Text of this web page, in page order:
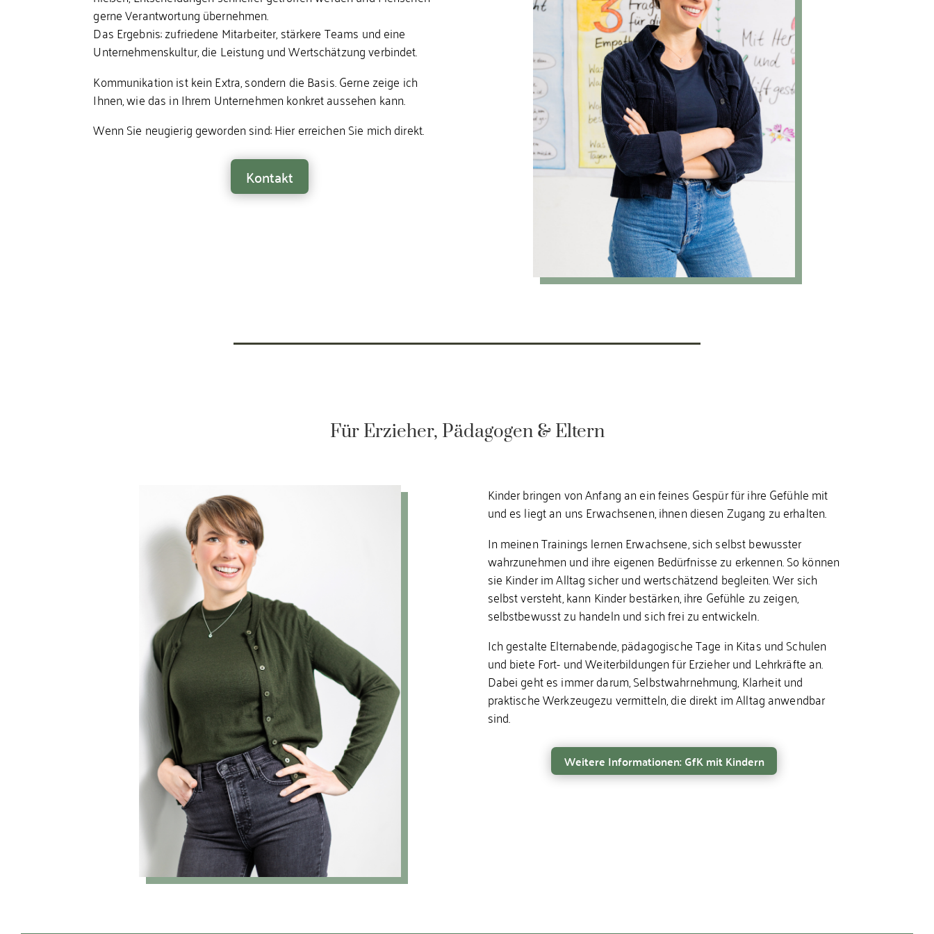
gerne Verantwortung übernehmen.
Das Ergebnis: zufriedene Mitarbeiter, stärkere Teams und eine
Unternehmenskultur, die Leistung und Wertschätzung verbindet.
Kommunikation ist kein Extra, sondern die Basis. Gerne zeige ich
Ihnen, wie das in Ihrem Unternehmen konkret aussehen kann.
Wenn Sie neugierig geworden sind: Hier erreichen Sie mich direkt.
Kontakt
Für Erzieher, Pädagogen & Eltern
Kinder bringen von Anfang an ein feines Gespür für ihre Gefühle mit
und es liegt an uns Erwachsenen, ihnen diesen Zugang zu erhalten.
In meinen Trainings lernen Erwachsene, sich selbst bewusster
wahrzunehmen und ihre eigenen Bedürfnisse zu erkennen. So können
sie Kinder im Alltag sicher und wertschätzend begleiten. Wer sich
selbst versteht, kann Kinder bestärken, ihre Gefühle zu zeigen,
selbstbewusst zu handeln und sich frei zu entwickeln.
Ich gestalte Elternabende, pädagogische Tage in Kitas und Schulen
und biete Fort- und Weiterbildungen für Erzieher und Lehrkräfte an.
Dabei geht es immer darum, Selbstwahrnehmung, Klarheit und
praktische Werkzeugezu vermitteln, die direkt im Alltag anwendbar
sind.
Weitere Informationen: GfK mit Kindern